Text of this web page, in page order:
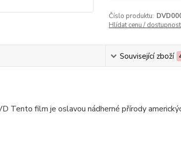
Číslo produktu:
Hlídat cenu / dostupnost
Související zboží
Tento film je oslavou nádherné přírody